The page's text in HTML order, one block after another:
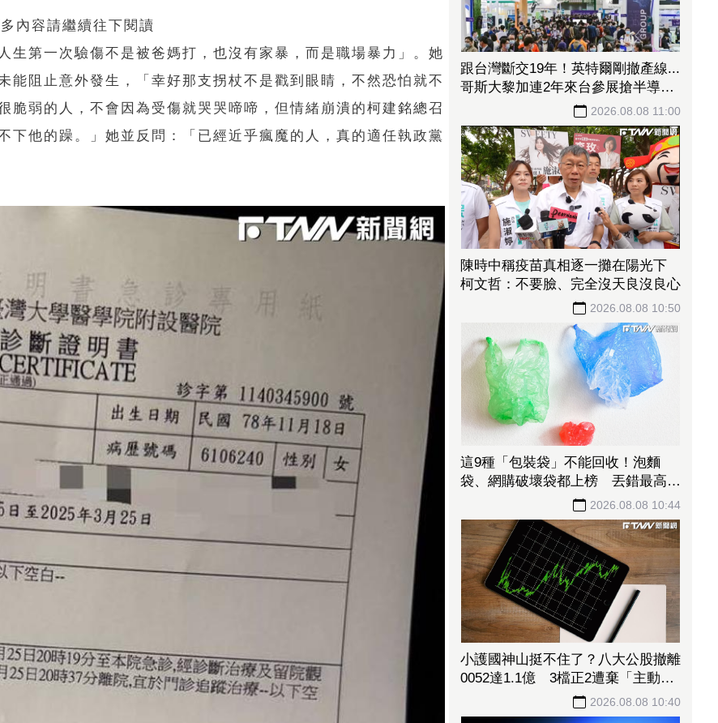
內容請繼續往下閱讀
生第一次驗傷不是被爸媽打，也沒有家暴，而是職場暴力」。她
能阻止意外發生，「幸好那支拐杖不是戳到眼睛，不然恐怕就不
脆弱的人，不會因為受傷就哭哭啼啼，但情緒崩潰的柯建銘總召
下他的躁。」她並反問：「已經近乎瘋魔的人，真的適任執政黨
跟台灣斷交19年！英特爾剛撤產線...
哥斯大黎加連2年來台參展搶半導體
2026.08.08 11:00
陳時中稱疫苗真相逐一攤在陽光下
柯文哲：不要臉、完全沒天良沒良心
2026.08.08 10:50
這9種「包裝袋」不能回收！泡麵
袋、網購破壞袋都上榜 丟錯最高罰
2026.08.08 10:44
小護國神山挺不住了？八大公股撤離
0052達1.1億 3檔正2遭棄「主動式
2026.08.08 10:40